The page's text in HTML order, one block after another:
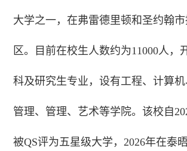
大学之一，在弗雷德里顿和圣约翰
区。目前在校生人数约为11000人，
科及研究生专业，设有工程、计算
管理、管理、艺术等学院。该校自
被QS评为五星级大学，2026年在泰